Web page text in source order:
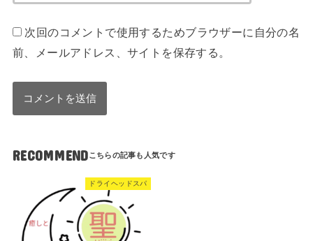
次回のコメントで使用するためブラウザーに自分の名
前、メールアドレス、サイトを保存する。
RECOMMEND
ドライヘッドスパ